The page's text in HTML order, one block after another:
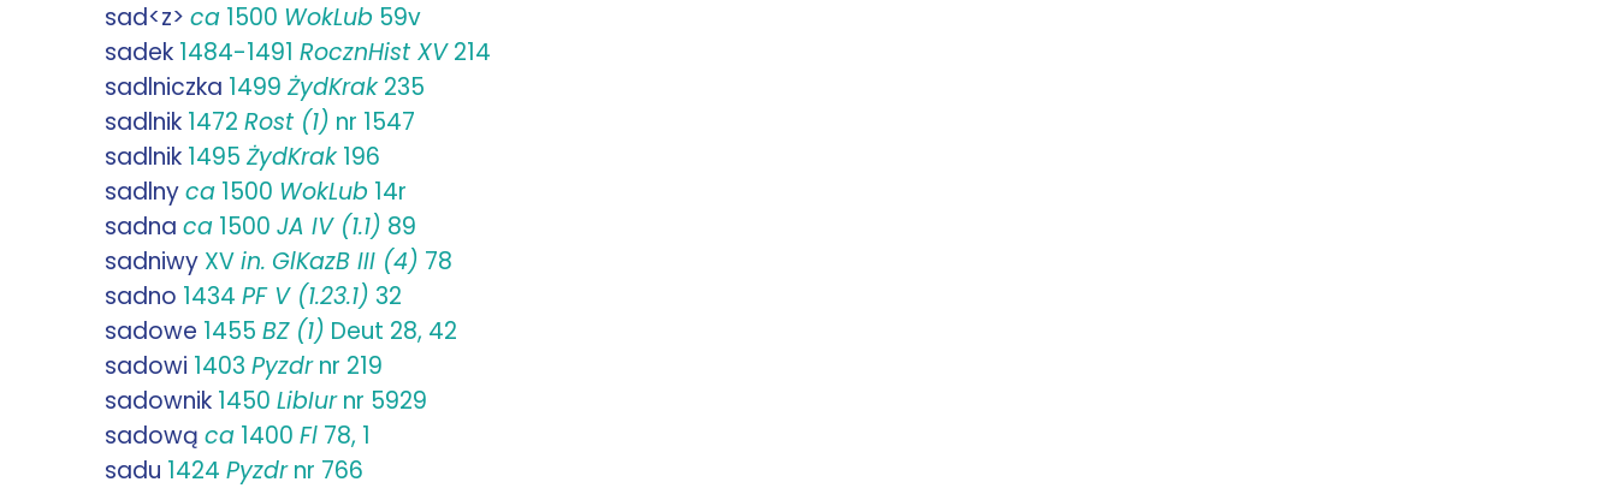
sad<z> ca 1500 WokLub 59v
sadek 1484-1491 RocznHist XV214
sadlniczka 1499 ŻydKrak235
sadlnik 1472 Rost (1) nr 1547
sadlnik 1495 ŻydKrak196
sadlnyca 1500 WokLub 14r
sadna ca 1500 JA IV (1.1) 89
sadniwy XVin. GlKazB III (4) 78
sadno 1434 PF V (1.23.1) 32
sadowe 1455 BZ (1) Deut 28, 42
sadowi 1403 Pyzdrnr 219
sadownik 1450 LibIurnr 5929
sadową ca 1400 Fl 78, 1
sadu 1424 Pyzdrnr 766